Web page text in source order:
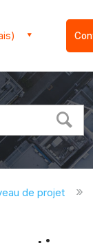
de projet